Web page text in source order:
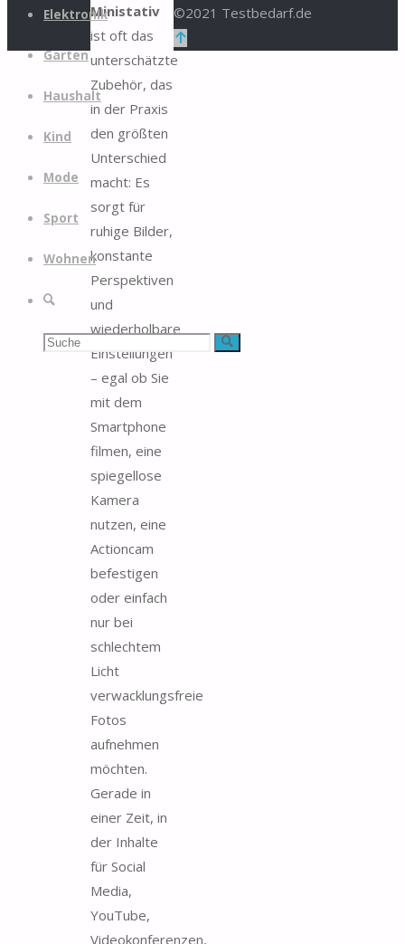
Elektronik
Garten
Haushalt
Kind
Mode
Sport
Wohnen
Suche
Suchen Suche
Ministativ
ist oft das
unterschätzte
Zubehör, das
in der Praxis
den größten
Unterschied
macht: Es
sorgt für
ruhige Bilder,
konstante
Perspektiven
und
wiederholbare
Einstellungen
– egal ob Sie
mit dem
Smartphone
filmen, eine
spiegellose
Kamera
nutzen, eine
Actioncam
befestigen
oder einfach
nur bei
schlechtem
Licht
verwacklungsfreie
Fotos
aufnehmen
möchten.
Gerade in
einer Zeit, in
der Inhalte
für Social
Media,
YouTube,
Videokonferenzen,
©2021 Testbedarf.de
Zurück
nach